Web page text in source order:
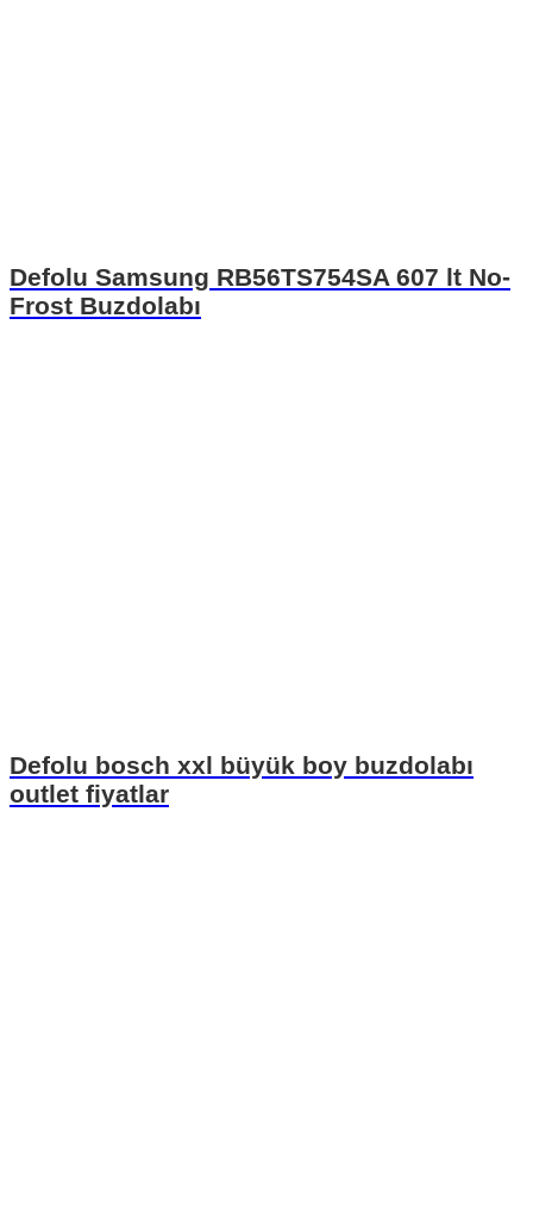
Defolu Samsung RB56TS754SA 607 lt No-
Frost Buzdolabı
Defolu bosch xxl büyük boy buzdolabı
outlet fiyatlar